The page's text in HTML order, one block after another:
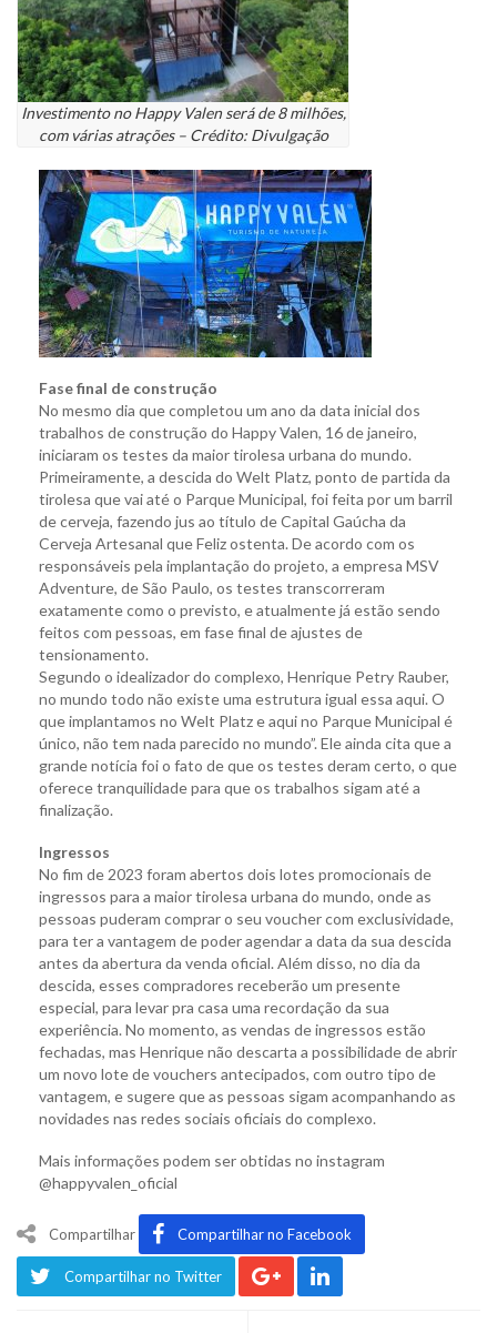
Investimento no Happy Valen será de 8 milhões,
com várias atrações – Crédito: Divulgação
Fase final de construção
No mesmo dia que completou um ano da data inicial dos
trabalhos de construção do Happy Valen, 16 de janeiro,
iniciaram os testes da maior tirolesa urbana do mundo.
Primeiramente, a descida do Welt Platz, ponto de partida da
tirolesa que vai até o Parque Municipal, foi feita por um barril
de cerveja, fazendo jus ao título de Capital Gaúcha da
Cerveja Artesanal que Feliz ostenta. De acordo com os
responsáveis pela implantação do projeto, a empresa MSV
Adventure, de São Paulo, os testes transcorreram
exatamente como o previsto, e atualmente já estão sendo
feitos com pessoas, em fase final de ajustes de
tensionamento.
Segundo o idealizador do complexo, Henrique Petry Rauber,
no mundo todo não existe uma estrutura igual essa aqui. O
que implantamos no Welt Platz e aqui no Parque Municipal é
único, não tem nada parecido no mundo”. Ele ainda cita que a
grande notícia foi o fato de que os testes deram certo, o que
oferece tranquilidade para que os trabalhos sigam até a
finalização.
Ingressos
No fim de 2023 foram abertos dois lotes promocionais de
ingressos para a maior tirolesa urbana do mundo, onde as
pessoas puderam comprar o seu voucher com exclusividade,
para ter a vantagem de poder agendar a data da sua descida
antes da abertura da venda oficial. Além disso, no dia da
descida, esses compradores receberão um presente
especial, para levar pra casa uma recordação da sua
experiência. No momento, as vendas de ingressos estão
fechadas, mas Henrique não descarta a possibilidade de abrir
um novo lote de vouchers antecipados, com outro tipo de
vantagem, e sugere que as pessoas sigam acompanhando as
novidades nas redes sociais oficiais do complexo.
Mais informações podem ser obtidas no instagram
@happyvalen_oficial
Compartilhar Compartilhar no Facebook
Compartilhar no Twitter